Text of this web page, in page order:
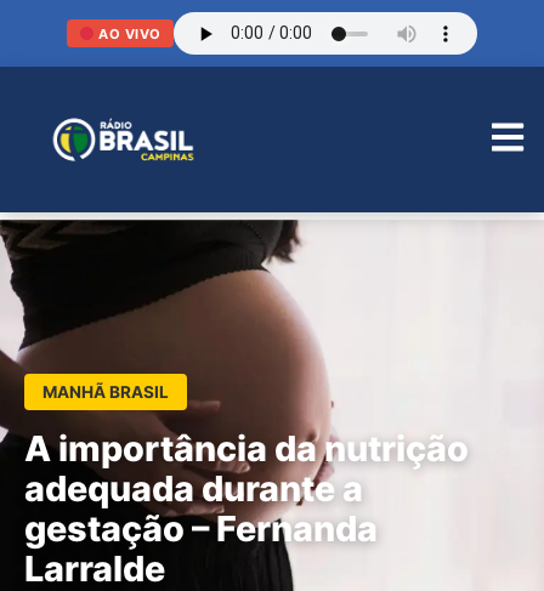
AO VIVO
MANHÃ BRASIL
A importância da nutrição
adequada durante a
gestação – Fernanda
Larralde